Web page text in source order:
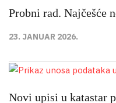
Probni rad. Najčešće
23. JANUAR 2026.
Novi upisi u katastar